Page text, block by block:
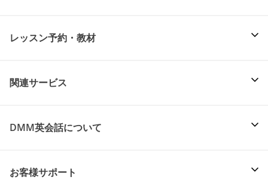
レッスン予約・教材
関連サービス
DMM英会話について
お客様サポート